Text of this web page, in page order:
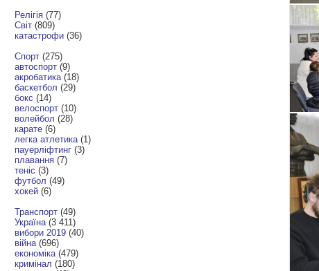
Релігія (77)
Світ (809)
катастрофи (36)
Спорт (275)
автоспорт (9)
акробатика (18)
баскетбол (29)
бокс (14)
велоспорт (10)
волейбол (28)
карате (6)
легка атлетика (1)
пауерліфтинг (3)
плавання (7)
теніс (3)
футбол (49)
хокей (6)
Транспорт (49)
Україна (3 411)
вибори 2019 (40)
війна (696)
економіка (479)
кримінал (180)